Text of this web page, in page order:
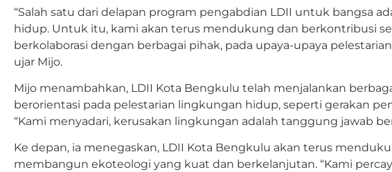
“Salah satu dari delapan program pengabdian LDII untuk bangsa
hidup. Untuk itu, kami akan terus mendukung dan berkontribusi
berkolaborasi dengan berbagai pihak, pada upaya-upaya
ujar Mijo.
Mijo menambahkan, LDII Kota Bengkulu telah menjalankan
berorientasi pada pelestarian lingkungan hidup, seperti gerakan
“Kami menyadari, kerusakan lingkungan adalah tanggung jawab
Ke depan, ia menegaskan, LDII Kota Bengkulu akan terus
membangun ekoteologi yang kuat dan berkelanjutan. “Kami